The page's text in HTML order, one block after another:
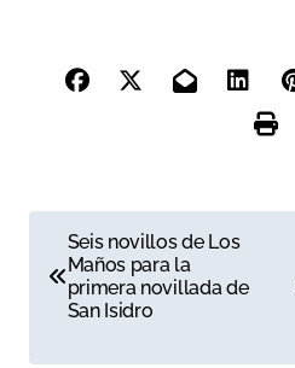
a
Seis novillos de Los
Maños para la
primera novillada de
San Isidro